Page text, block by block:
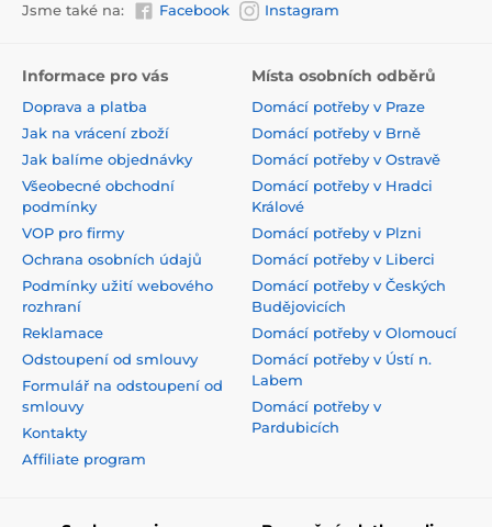
Jsme také na: Facebook Instagram
Informace pro vás
Doprava a platba
Jak na vrácení zboží
Jak balíme objednávky
Všeobecné obchodní
podmínky
VOP pro firmy
Ochrana osobních údajů
Podmínky užití webového
rozhraní
Reklamace
Odstoupení od smlouvy
Formulář na odstoupení od
smlouvy
Kontakty
Affiliate program
Místa osobních odběrů
Domácí potřeby v Praze
Domácí potřeby v Brně
Domácí potřeby v Ostravě
Domácí potřeby v Hradci
Králové
Domácí potřeby v Plzni
Domácí potřeby v Liberci
Domácí potřeby v Českých
Budějovicích
Domácí potřeby v Olomoucí
Domácí potřeby v Ústí n.
Labem
Domácí potřeby v
Pardubicích